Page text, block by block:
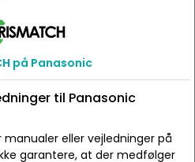
på Panasonic
til Panasonic
eller vejledninger på
garantere, at der medfølger